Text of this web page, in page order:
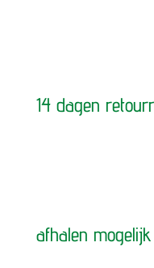
14 dagen
afhalen mogelijk